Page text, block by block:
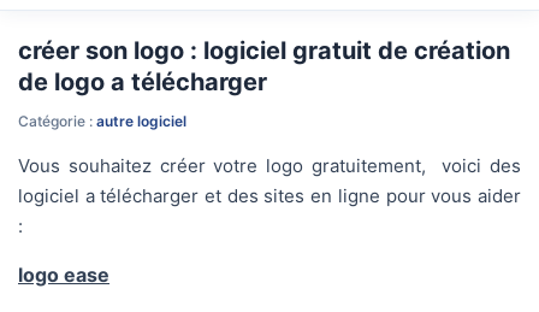
créer son logo : logiciel gratuit de création
de logo a télécharger
Catégorie : autre logiciel
Vous souhaitez créer votre logo gratuitement, voici des
logiciel a télécharger et des sites en ligne pour vous aider
:
logo ease